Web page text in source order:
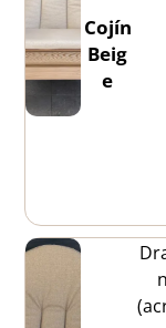
Cojín
Beig
e
n